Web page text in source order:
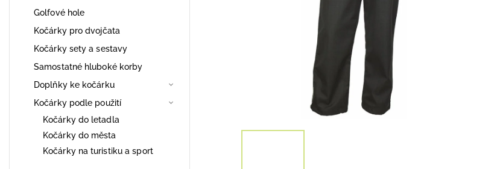
Golfové hole
Kočárky pro dvojčata
Kočárky sety a sestavy
Samostatné hluboké korby
Doplňky ke kočárku
Kočárky podle použití
Kočárky do letadla
Kočárky do města
Kočárky na turistiku a sport